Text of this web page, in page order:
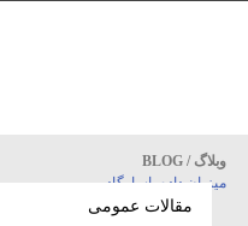
وبلاگ / BLOG
میزبان داده پاسارگاد
مقالات عمومی